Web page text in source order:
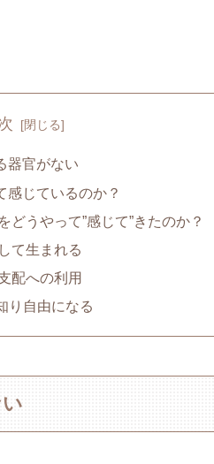
器官がない
感じているのか？
どうやって”感じて”きたのか？
て生まれる
配への利用
り自由になる